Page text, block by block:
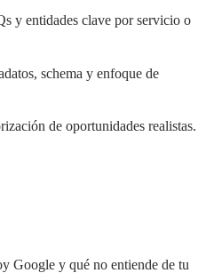
y entidades clave por servicio o
schema y enfoque de
de oportunidades realistas.
Google y qué no entiende de tu